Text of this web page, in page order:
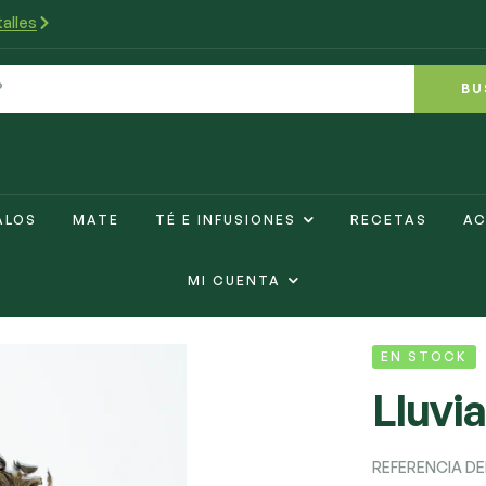
MATE TÉ E INFUSIONES RECETAS
MI CUENTA
EN STOCK
REFERENCIA